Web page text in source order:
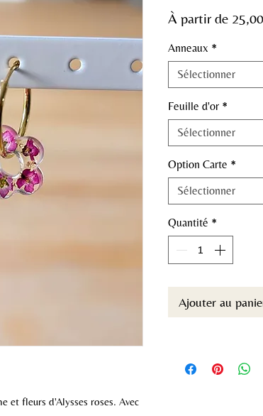
et fleurs d'Alysses roses. Avec
À partir de
Anneaux *
Sélectionner
Feuille d'or *
Sélectionner
Option Carte *
Sélectionner
Quantité *
Ajouter au